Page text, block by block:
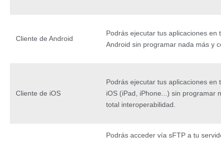
Cliente de Android
Podrás ejecutar tus aplicaciones en
Android sin programar nada más y
Cliente de iOS
Podrás ejecutar tus aplicaciones en
iOS (iPad, iPhone...) sin programar
total interoperabilidad.
Podrás acceder vía sFTP a tu